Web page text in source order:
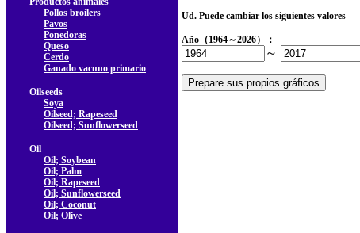
Pollos broilers
Pavos
Ponedoras
Queso
Cerdo
Ganado vacuno primario
Oilseeds
Soya
Oilseed; Rapeseed
Oilseed; Sunflowerseed
Oil
Oil; Soybean
Oil; Palm
Oil; Rapeseed
Oil; Sunflowerseed
Oil; Coconut
Oil; Olive
Ud. Puede cambiar los siguientes valores
Año（1964～2026）：
～